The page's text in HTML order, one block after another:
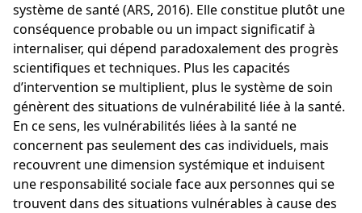
système de santé (ARS, 2016). Elle constitue plutôt une
conséquence probable ou un impact significatif à
internaliser, qui dépend paradoxalement des progrès
scientifiques et techniques. Plus les capacités
d’intervention se multiplient, plus le système de soin
génèrent des situations de vulnérabilité liée à la santé.
En ce sens, les vulnérabilités liées à la santé ne
concernent pas seulement des cas individuels, mais
recouvrent une dimension systémique et induisent
une responsabilité sociale face aux personnes qui se
trouvent dans des situations vulnérables à cause des